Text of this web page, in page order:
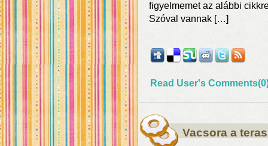
figyelmemet az alábbi
Szóval vannak […]
Read User's
Vacsora a